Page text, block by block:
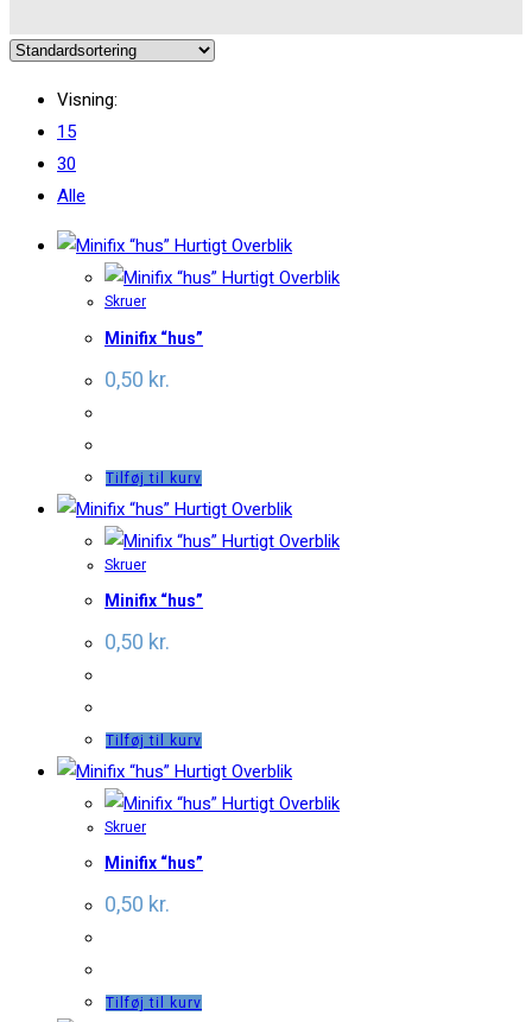
Visning:
15
30
Alle
Hurtigt Overblik
Hurtigt Overblik
Skruer
Minifix “hus”
0,50 kr.
Tilføj til kurv
Hurtigt Overblik
Hurtigt Overblik
Skruer
Minifix “hus”
0,50 kr.
Tilføj til kurv
Hurtigt Overblik
Hurtigt Overblik
Skruer
Minifix “hus”
0,50 kr.
Tilføj til kurv